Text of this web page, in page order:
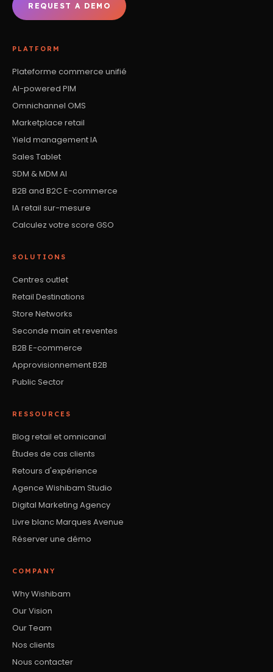
REQUEST A DEMO
PLATFORM
Plateforme commerce unifié
AI-powered PIM
Omnichannel OMS
Marketplace retail
Yield management IA
Sales Tablet
SDM & MDM AI
B2B and B2C E-commerce
IA retail sur-mesure
Calculez votre score GSO
SOLUTIONS
Centres outlet
Retail Destinations
Store Networks
Seconde main et reventes
B2B E-commerce
Approvisionnement B2B
Public Sector
RESSOURCES
Blog retail et omnicanal
Études de cas clients
Retours d'expérience
Agence Wishibam Studio
Digital Marketing Agency
Livre blanc Marques Avenue
Réserver une démo
COMPANY
Why Wishibam
Our Vision
Our Team
Nos clients
Nous contacter